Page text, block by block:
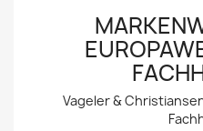
Vageler &